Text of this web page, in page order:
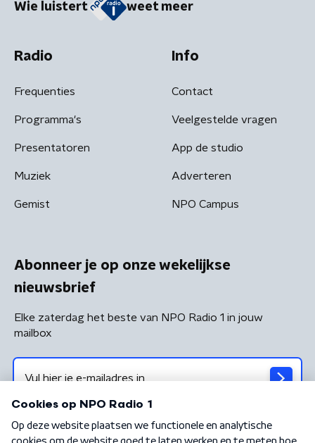
Wie luistert weet meer
Radio
Frequenties
Programma's
Presentatoren
Muziek
Gemist
Info
Contact
Veelgestelde vragen
App de studio
Adverteren
NPO Campus
Abonneer je op onze wekelijkse
nieuwsbrief
Elke zaterdag het beste van NPO Radio 1 in jouw
mailbox